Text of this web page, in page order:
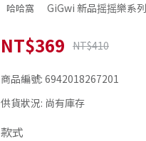
哈哈窩 GiGwi 新品摇摇樂系列
NT$369 NT$410
商品編號: 6942018267201
供貨狀況: 尚有庫存
款式